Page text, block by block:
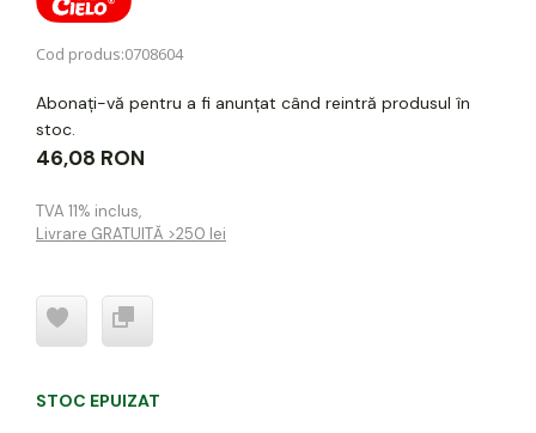
Cod produs:0708604
Abonați-vă pentru a fi anunțat când reintră produsul în
stoc.
46,08 RON
TVA 11% inclus,
Livrare GRATUITĂ >250 lei
STOC EPUIZAT